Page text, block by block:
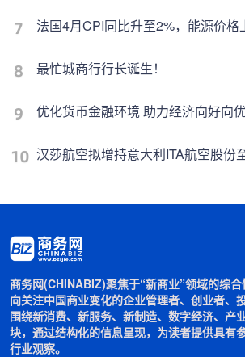
法国4月CPI同比升至2%，能源价格
最忙城商行行长诞生！
优化货币金融环境 助力经济向好向
汉莎航空拟增持意大利ITA航空股份
商务网(CHINABIZ)聚焦于“新商业”领域的综
向关注中国商业变化的企业管理者、创业者、
围绕新消费、新服务、新制造、数字经济、产
块，通过结构化的信息呈现，为读者提供具有
行业观察。